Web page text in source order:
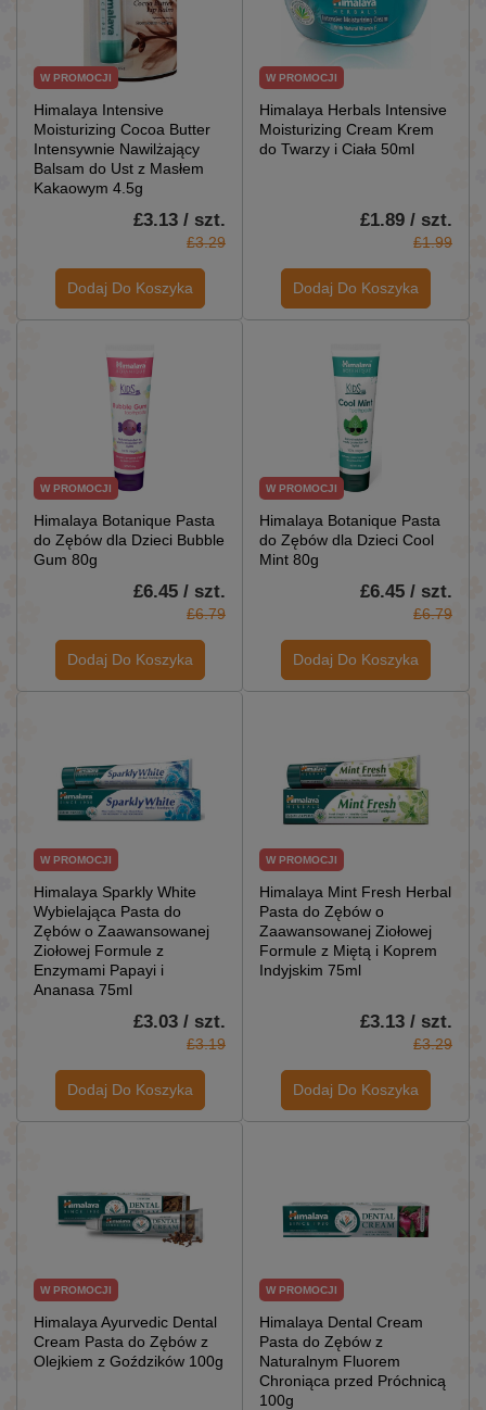
W PROMOCJI
Himalaya Intensive
Moisturizing Cocoa Butter
Intensywnie Nawilżający
Balsam do Ust z Masłem
Kakaowym 4.5g
£3.13 / szt.
£3.29
Dodaj Do Koszyka
W PROMOCJI
Himalaya Herbals Intensive
Moisturizing Cream Krem
do Twarzy i Ciała 50ml
£1.89 / szt.
£1.99
Dodaj Do Koszyka
W PROMOCJI
Himalaya Botanique Pasta
do Zębów dla Dzieci Bubble
Gum 80g
£6.45 / szt.
£6.79
Dodaj Do Koszyka
W PROMOCJI
Himalaya Botanique Pasta
do Zębów dla Dzieci Cool
Mint 80g
£6.45 / szt.
£6.79
Dodaj Do Koszyka
W PROMOCJI
Himalaya Sparkly White
Wybielająca Pasta do
Zębów o Zaawansowanej
Ziołowej Formule z
Enzymami Papayi i
Ananasa 75ml
£3.03 / szt.
£3.19
Dodaj Do Koszyka
W PROMOCJI
Himalaya Mint Fresh Herbal
Pasta do Zębów o
Zaawansowanej Ziołowej
Formule z Miętą i Koprem
Indyjskim 75ml
£3.13 / szt.
£3.29
Dodaj Do Koszyka
W PROMOCJI
Himalaya Ayurvedic Dental
Cream Pasta do Zębów z
Olejkiem z Goździków 100g
W PROMOCJI
Himalaya Dental Cream
Pasta do Zębów z
Naturalnym Fluorem
Chroniąca przed Próchnicą
100g